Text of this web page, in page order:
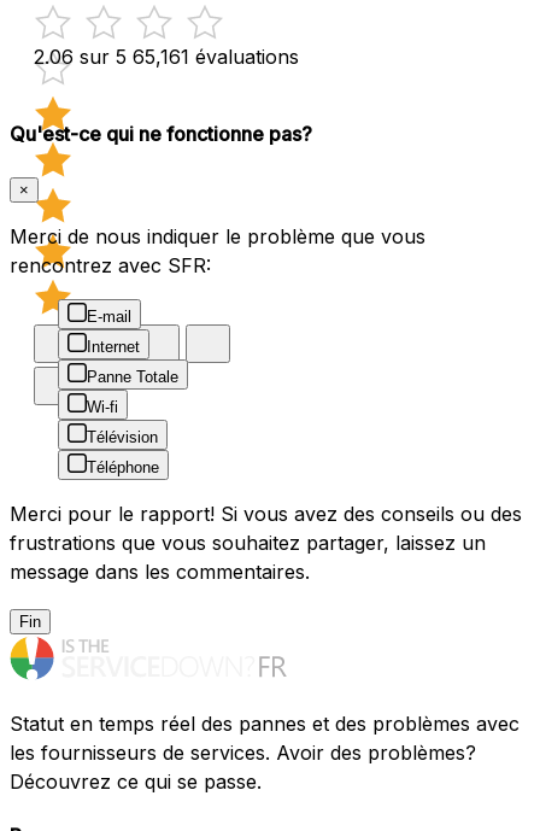
2.06 sur 5 65,161 évaluations
Qu'est-ce qui ne fonctionne pas?
×
Merci de nous indiquer le problème que vous
rencontrez avec SFR:
E-mail
Internet
Panne Totale
Wi-fi
Télévision
Téléphone
Merci pour le rapport! Si vous avez des conseils ou des
frustrations que vous souhaitez partager, laissez un
message dans les commentaires.
Fin
Statut en temps réel des pannes et des problèmes avec
les fournisseurs de services. Avoir des problèmes?
Découvrez ce qui se passe.